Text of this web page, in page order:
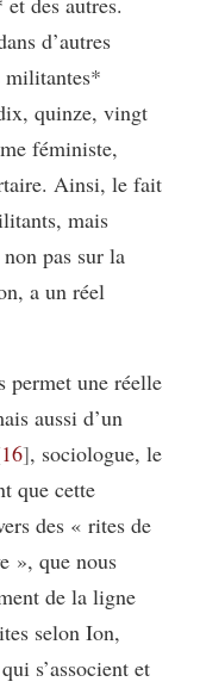
d’autres
militantes*
quinze, vingt
féministe,
Ainsi, le fait
mais
pas sur la
a un réel
permet une réelle
aussi d’un
16 , sociologue, le
que cette
des « rites de
», que nous
de la ligne
selon Ion,
qui s’associent et